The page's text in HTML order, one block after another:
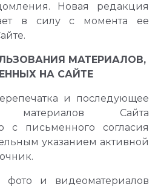
Новая редакция
в силу с момента ее
МАТЕРИАЛОВ,
НА САЙТЕ
и последующее
материалов Сайта
с письменного согласия
указанием активной
фото и видеоматериалов